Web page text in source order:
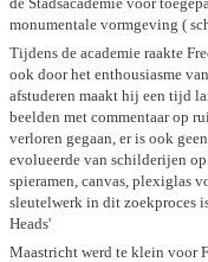
monumentale vormgeving (
Tijdens de academie raakte
ook door het enthousiasme
afstuderen maakt hij een tijd
beelden met commentaar op
verloren gegaan, er is ook
evolueerde van schilderijen
spieramen, canvas, plexiglas
sleutelwerk in dit zoekproces
Heads'
Maastricht werd te klein voor